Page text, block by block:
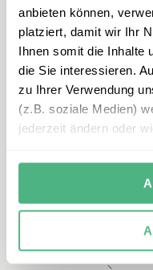
anbieten können,
platziert, damit wir Ihr
Ihnen somit die Inhalte
die Sie interessieren.
zu Ihrer Verwendung
(z.B. soziale Medien)
jederzeit ändern oder
und